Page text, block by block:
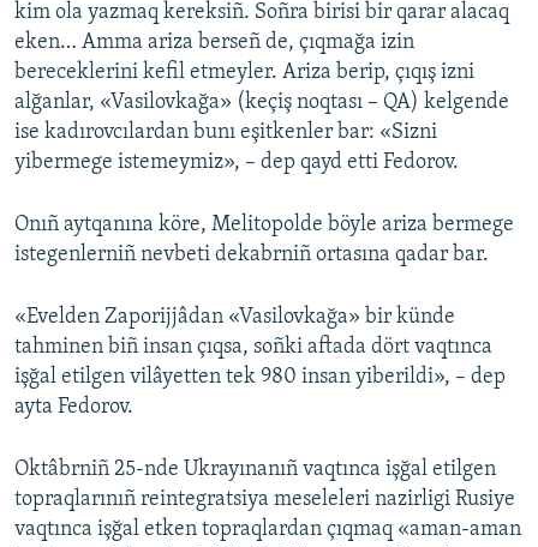
kim ola yazmaq kereksiñ. Soñra birisi bir qarar alacaq
eken… Amma ariza berseñ de, çıqmağa izin
bereceklerini kefil etmeyler. Ariza berip, çıqış izni
alğanlar, «Vasilovkağa» (keçiş noqtası – QA) kelgende
ise kadırovcılardan bunı eşitkenler bar: «Sizni
yibermege istemeymiz», – dep qayd etti Fedorov.
Onıñ aytqanına köre, Melitopolde böyle ariza bermege
istegenlerniñ nevbeti dekabrniñ ortasına qadar bar.
«Evelden Zaporijjâdan «Vasilovkağa» bir künde
tahminen biñ insan çıqsa, soñki aftada dört vaqtınca
işğal etilgen vilâyetten tek 980 insan yiberildi», – dep
ayta Fedorov.
Oktâbrniñ 25-nde Ukrayınanıñ vaqtınca işğal etilgen
topraqlarınıñ reintegratsiya meseleleri nazirligi Rusiye
vaqtınca işğal etken topraqlardan çıqmaq «aman-aman